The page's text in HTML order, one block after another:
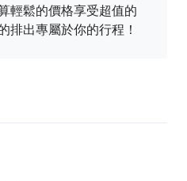
輕鬆的價格享受超值的
排出專屬於你的行程！